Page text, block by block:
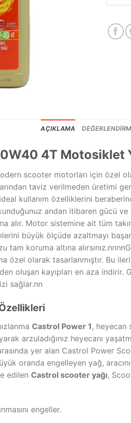
AÇIKLAMA
4T Motosiklet
scooter motorları için özel
taviz verilmeden üretimi
kullanım özelliklerini
andan itibaren gücü
alır. Motor sistemine ait tüm
büyük ölçüde azaltmayı
tam koruma altına
özel olarak tasarlanmıştır. Bu
oluşan kayıpları en aza
sağlar.nn
Castrol Power 1, heyecan
arzuladığınız heyecanı
yer alan Castrol Power
oranda engelleyen yağ,
edilen Castrol scooter yağı,
engeller.